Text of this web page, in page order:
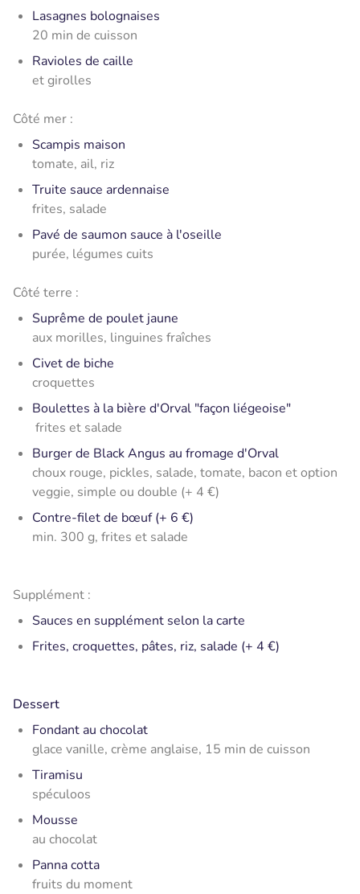
Lasagnes bolognaises
20 min de cuisson
Ravioles de caille
et girolles
Côté mer :
Scampis maison
tomate, ail, riz
Truite sauce ardennaise
frites, salade
Pavé de saumon sauce à l'oseille
purée, légumes cuits
Côté terre :
Suprême de poulet jaune
aux morilles, linguines fraîches
Civet de biche
croquettes
Boulettes à la bière d'Orval "façon liégeoise"
frites et salade
Burger de Black Angus au fromage d'Orval
choux rouge, pickles, salade, tomate, bacon et option
veggie, simple ou double (+ 4 €)
Contre-filet de bœuf (+ 6 €)
min. 300 g, frites et salade
Supplément :
Sauces en supplément selon la carte
Frites, croquettes, pâtes, riz, salade (+ 4 €)
Dessert
Fondant au chocolat
glace vanille, crème anglaise, 15 min de cuisson
Tiramisu
spéculoos
Mousse
au chocolat
Panna cotta
fruits du moment